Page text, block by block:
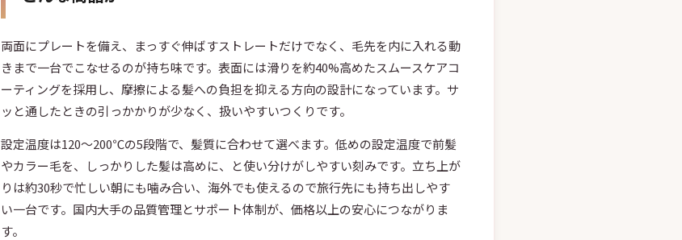
両面にプレートを備え、まっすぐ伸ばすストレートだけでなく、毛先を内に入れる動
きまで一台でこなせるのが持ち味です。表面には滑りを約40%高めたスムースケアコ
ーティングを採用し、摩擦による髪への負担を抑える方向の設計になっています。サ
ッと通したときの引っかかりが少なく、扱いやすいつくりです。
設定温度は120〜200℃の5段階で、髪質に合わせて選べます。低めの設定温度で前髪
やカラー毛を、しっかりした髪は高めに、と使い分けがしやすい刻みです。立ち上が
りは約30秒で忙しい朝にも噛み合い、海外でも使えるので旅行先にも持ち出しやす
い一台です。国内大手の品質管理とサポート体制が、価格以上の安心につながりま
す。